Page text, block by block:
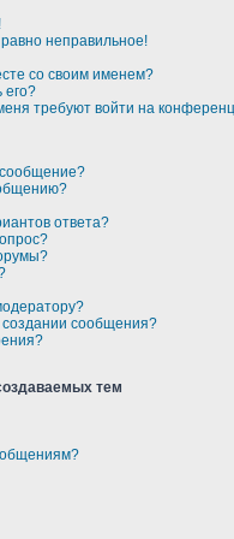
неправильное!
со своим именем?
его?
требуют войти на
сообщение?
ответа?
создании сообщения?
тем